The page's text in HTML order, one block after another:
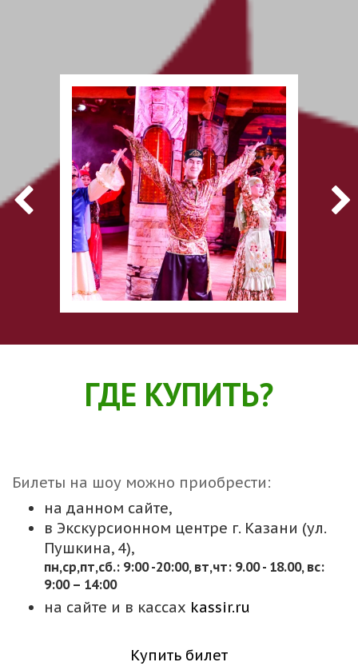
ГДЕ КУПИТЬ?
Билеты на шоу можно приобрести:
на данном сайте,
в Экскурсионном центре г. Казани (ул.
Пушкина, 4),
пн,cр,пт,сб.: 9:00 -20:00, вт,чт: 9.00 - 18.00, вс:
9:00 – 14:00
на сайте и в кассах kassir.ru
Купить билет